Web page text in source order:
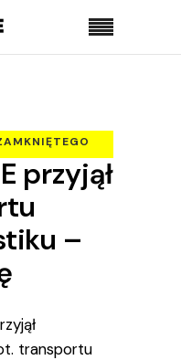
przyjął
–
transportu